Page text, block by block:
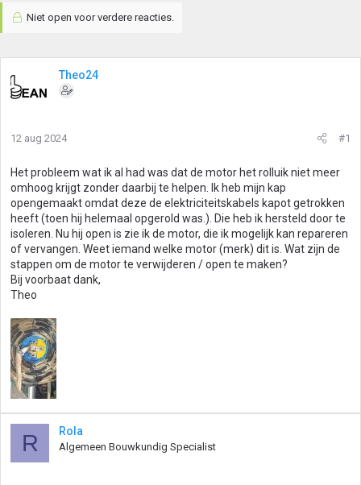
Niet open voor verdere reacties.
Theo24
12 aug 2024 #1
Het probleem wat ik al had was dat de motor het rolluik niet meer
omhoog krijgt zonder daarbij te helpen. Ik heb mijn kap
opengemaakt omdat deze de elektriciteitskabels kapot getrokken
heeft (toen hij helemaal opgerold was.). Die heb ik hersteld door te
isoleren. Nu hij open is zie ik de motor, die ik mogelijk kan repareren
of vervangen. Weet iemand welke motor (merk) dit is. Wat zijn de
stappen om de motor te verwijderen / open te maken?
Bij voorbaat dank,
Theo
R Rola
Algemeen Bouwkundig Specialist